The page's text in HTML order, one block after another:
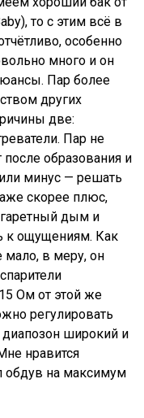
то с этим всё в
особенно
много и он
Пар более
других
две:
Пар не
после образования и
минус — решать
скорее плюс,
дым и
к ощущениям. Как
мало, в меру, он
Ом от этой же
регулировать
широкий и
нравится
обдув на максимум